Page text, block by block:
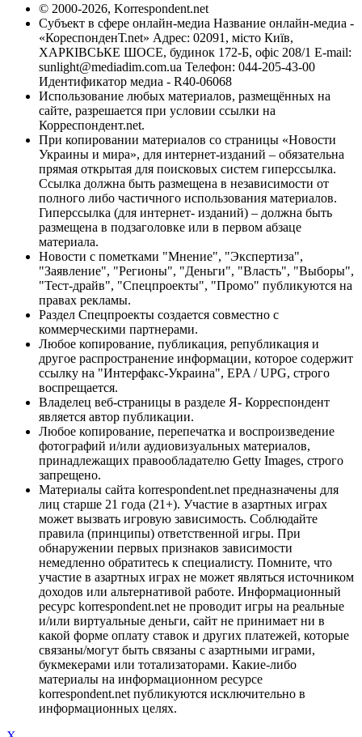
© 2000-2026, Korrespondent.net
Субъект в сфере онлайн-медиа Название онлайн-медиа -
«КореспонденТ.net» Адрес: 02091, місто Київ,
ХАРКІВСЬКЕ ШОСЕ, будинок 172-Б, офіс 208/1 E-mail:
sunlight@mediadim.com.ua Телефон: 044-205-43-00
Идентификатор медиа - R40-06068
Использование любых материалов, размещённых на
сайте, разрешается при условии ссылки на
Корреспондент.net.
При копировании материалов со страницы «Новости
Украины и мира», для интернет-изданий – обязательна
прямая открытая для поисковых систем гиперссылка.
Ссылка должна быть размещена в независимости от
полного либо частичного использования материалов.
Гиперссылка (для интернет- изданий) – должна быть
размещена в подзаголовке или в первом абзаце
материала.
Новости с пометками "Мнение", "Экспертиза",
"Заявление", "Регионы", "Деньги", "Власть", "Выборы",
"Тест-драйв", "Спецпроекты", "Промо" публикуются на
правах рекламы.
Раздел Спецпроекты создается совместно с
коммерческими партнерами.
Любое копирование, публикация, републикация и
другое распространение информации, которое содержит
ссылку на "Интерфакс-Украина", EPA / UPG, строго
воспрещается.
Владелец веб-страницы в разделе Я- Корреспондент
является автор публикации.
Любое копирование, перепечатка и воспроизведение
фотографий и/или аудиовизуальных материалов,
принадлежащих правообладателю Getty Images, строго
запрещено.
Материалы сайта korrespondent.net предназначены для
лиц старше 21 года (21+). Участие в азартных играх
может вызвать игровую зависимость. Соблюдайте
правила (принципы) ответственной игры. При
обнаружении первых признаков зависимости
немедленно обратитесь к специалисту. Помните, что
участие в азартных играх не может являться источником
доходов или альтернативой работе. Информационный
ресурс korrespondent.net не проводит игры на реальные
и/или виртуальные деньги, сайт не принимает ни в
какой форме оплату ставок и других платежей, которые
связаны/могут быть связаны с азартными играми,
букмекерами или тотализаторами. Какие-либо
материалы на информационном ресурсе
korrespondent.net публикуются исключительно в
информационных целях.